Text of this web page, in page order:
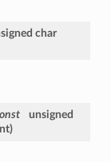
char
unsigned
)